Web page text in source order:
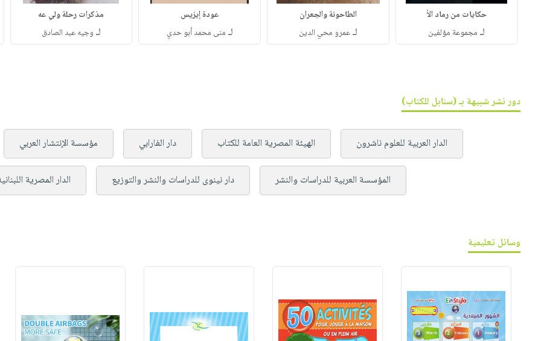
حكايات من رماد الأ
لـ مجموعة مؤلفين
الطاحونة والجعران
لـعمرو محي الدين
عودة إيزيس
لـ منى محمد أبو حدي
مذكرات رحلة ولي عه
لـ وجيه عبد الصادق
دور نشر شبيهة بـ (سنابل للكتاب)
الدار العربية للعلوم ناشرون الهيئة المصرية العامة للكتاب دار الفارابي مؤسسة الإنتشار العربي
المؤسسة العربية للدراسات والنشر دار نينوى للدراسات والنشر والتوزيع الدار المصرية
وسائل تعليمية